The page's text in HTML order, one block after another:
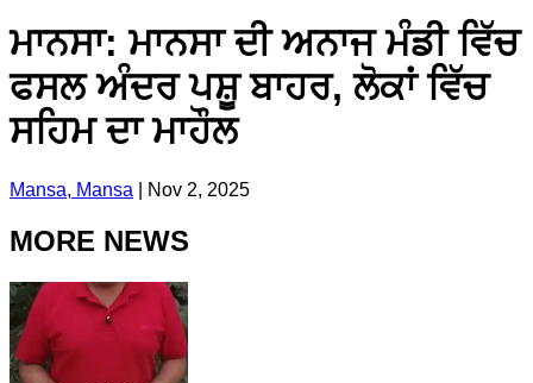
ਮਾਨਸਾ: ਮਾਨਸਾ ਦੀ ਅਨਾਜ ਮੰਡੀ ਵਿੱਚ
ਫਸਲ ਅੰਦਰ ਪਸ਼ੂ ਬਾਹਰ, ਲੋਕਾਂ ਵਿੱਚ
ਸਹਿਮ ਦਾ ਮਾਹੌਲ
Mansa, Mansa Nov 2, 2025
MORE NEWS